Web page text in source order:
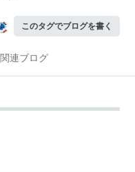
このタグでブログを書く
関連ブログ